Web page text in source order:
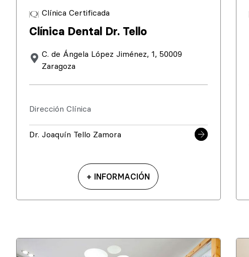
Clínica Certificada
Clínica Dental Dr. Tello
C. de Ángela López Jiménez, 1, 50009
Zaragoza
Dirección Clínica
Dr. Joaquín Tello Zamora
+ INFORMACIÓN